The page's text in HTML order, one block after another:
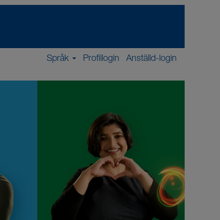
Språk Profillogin Anställd-login